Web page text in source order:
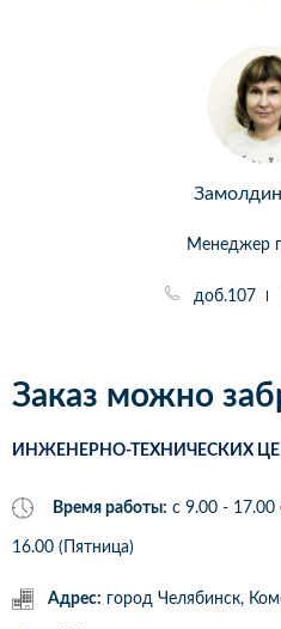
Менеджер
доб.107
Заказ можно
ИНЖЕНЕРНО-ТЕХНИЧЕСКИХ
Время работы: с 9.00 - 17.00
16.00 (Пятница)
Адрес: город Челябинск,